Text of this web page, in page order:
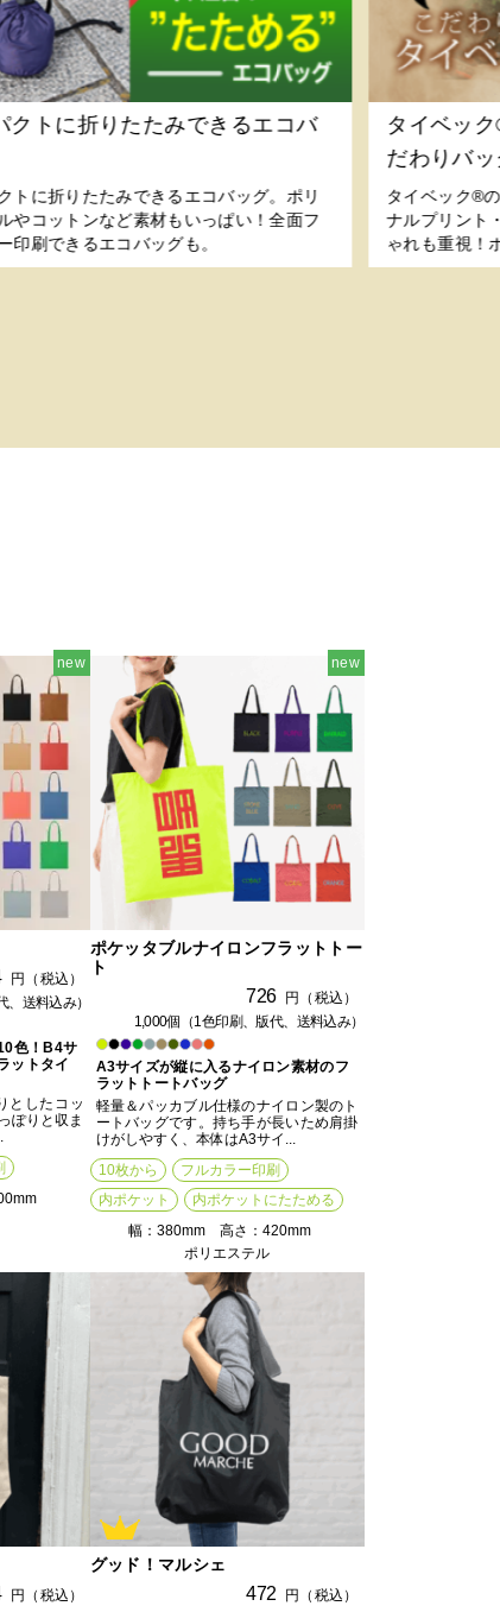
クトに折りたたみできるエコバ
トに折りたたみできるエコバッグ。ポリ
やコットンなど素材もいっぱい！全面フ
印刷できるエコバッグも。
タイベッ
だわりバ
タイベック®
ナルプリント
ゃれも重視！
new
円（税込）
、送料込み）
色！B4サ
ットタイ
としたコッ
ぽりと収ま
new
ポケッタブルナイロンフラットトー
ト
726
円（税込）
1,000個（1色印刷、版代、送料込み）
A3サイズが縦に入るナイロン素材のフ
ラットトートバッグ
軽量＆パッカブル仕様のナイロン製のト
ートバッグです。持ち手が長いため肩掛
けがしやすく、本体はA3サイ...
10枚から
フルカラー印刷
内ポケット
内ポケットにたためる
幅：380mm 高さ：420mm
ポリエステル
円（税込）
グッド！マルシェ
472 円（税込）